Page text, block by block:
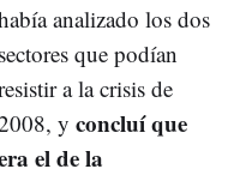
analizado los dos
sectores que podían
a la crisis de
y concluí que
el de la